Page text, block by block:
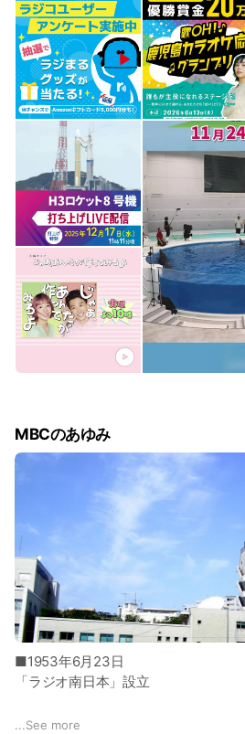
MBCのあゆみ
■1953年6月23日
「ラジオ南日本」設立
■1953年10月10
...See more